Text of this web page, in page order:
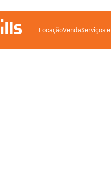
LocaçãoVendaServiços